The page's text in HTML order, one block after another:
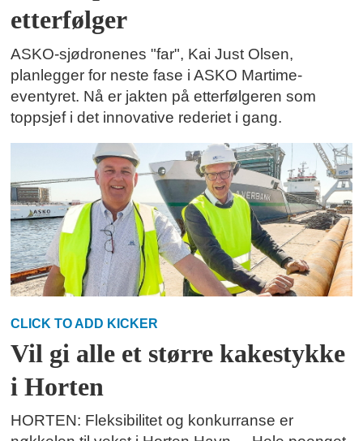
etterfølger
ASKO-sjødronenes "far", Kai Just Olsen,
planlegger for neste fase i ASKO Martime-
eventyret. Nå er jakten på etterfølgeren som
toppsjef i det innovative rederiet i gang.
CLICK TO ADD KICKER
Vil gi alle et større kakestykke
i Horten
HORTEN: Fleksibilitet og konkurranse er